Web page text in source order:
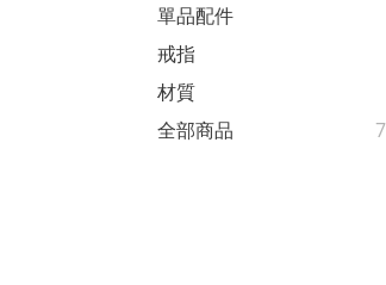
單品配件
戒指
材質
全部商品